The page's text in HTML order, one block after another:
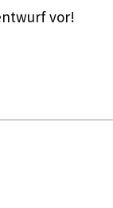
vor!